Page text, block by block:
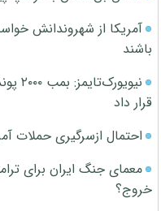
آمریکا از شهروندانش
باشند
قرار داد
احتمال ازسرگیری حملات
معمای جنگ ایران برای
خروج؟